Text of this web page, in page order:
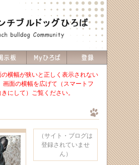
横幅が狭いと正しく表示されない
画面の横幅を広げて（スマートフ
にして）ご覧ください。
（サイト・ブログは
登録されていませ
ん）